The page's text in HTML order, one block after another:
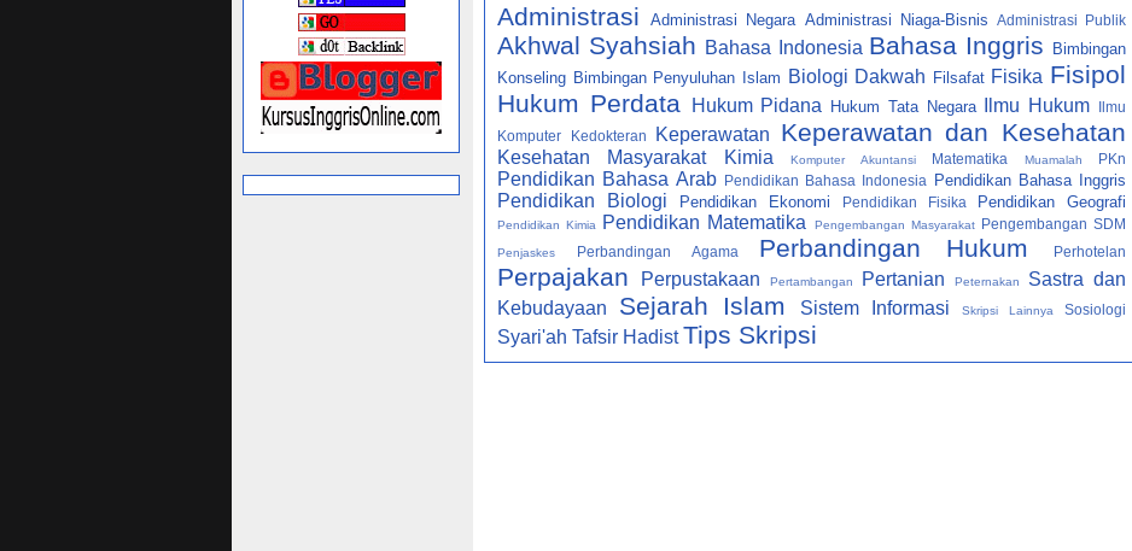
Administrasi Administrasi Negara Administrasi Niaga-Bisnis Administrasi Publik
Akhwal Syahsiah Bahasa Indonesia Bahasa Inggris Bimbingan
Konseling Bimbingan Penyuluhan Islam Biologi Dakwah Filsafat Fisika Fisipol
Hukum Perdata
Hukum Pidana Hukum Tata Negara Ilmu Hukum
Ilmu
Komputer
Kedokteran Keperawatan Keperawatan dan Kesehatan
Kesehatan Masyarakat Kimia Komputer Akuntansi Matematika Muamalah PKn
Pendidikan Bahasa Arab Pendidikan Bahasa Indonesia Pendidikan Bahasa Inggris
Pendidikan Biologi Pendidikan Ekonomi Pendidikan Fisika Pendidikan Geografi
Pendidikan Kimia Pendidikan Matematika Pengembangan Masyarakat Pengembangan SDM
Penjaskes Perbandingan Agama Perbandingan Hukum Perhotelan
Perpajakan Perpustakaan Pertambangan Pertanian Peternakan
Sastra dan
Kebudayaan
Sejarah Islam Sistem Informasi Skripsi Lainnya Sosiologi
Syari'ah Tafsir Hadist Tips Skripsi